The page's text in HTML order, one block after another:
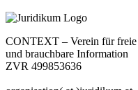
CONTEXT – Verein für freie
und brauchbare Information
ZVR 499853636